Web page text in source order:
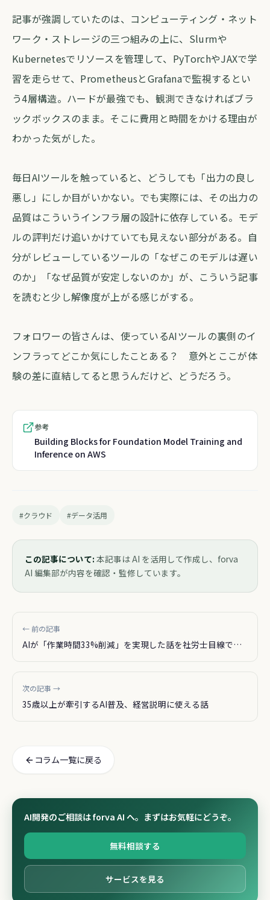
記事が強調していたのは、コンピューティング・ネット
ワーク・ストレージの三つ組みの上に、Slurmや
Kubernetesでリソースを管理して、PyTorchやJAXで学
習を走らせて、PrometheusとGrafanaで監視するとい
う4層構造。ハードが最強でも、観測できなければブラ
ックボックスのまま。そこに費用と時間をかける理由が
わかった気がした。
毎日AIツールを触っていると、どうしても「出力の良し
悪し」にしか目がいかない。でも実際には、その出力の
品質はこういうインフラ層の設計に依存している。モデ
ルの評判だけ追いかけていても見えない部分がある。自
分がレビューしているツールの「なぜこのモデルは遅い
のか」「なぜ品質が安定しないのか」が、こういう記事
を読むと少し解像度が上がる感じがする。
フォロワーの皆さんは、使っているAIツールの裏側のイ
ンフラってどこか気にしたことある？ 意外とここが体
験の差に直結してると思うんだけど、どうだろう。
参考
Building Blocks for Foundation Model Training and
Inference on AWS
#クラウド #データ活用
この記事について: 本記事は AI を活用して作成し、forva
AI 編集部が内容を確認・監修しています。
← 前の記事
AIが「作業時間33%削減」を実現した話を社労士目線で読
んだ
次の記事 →
35歳以上が牽引するAI普及、経営説明に使える話
コラム一覧に戻る
AI開発のご相談は forva AI へ。まずはお気軽にどうぞ。
無料相談する
サービスを見る